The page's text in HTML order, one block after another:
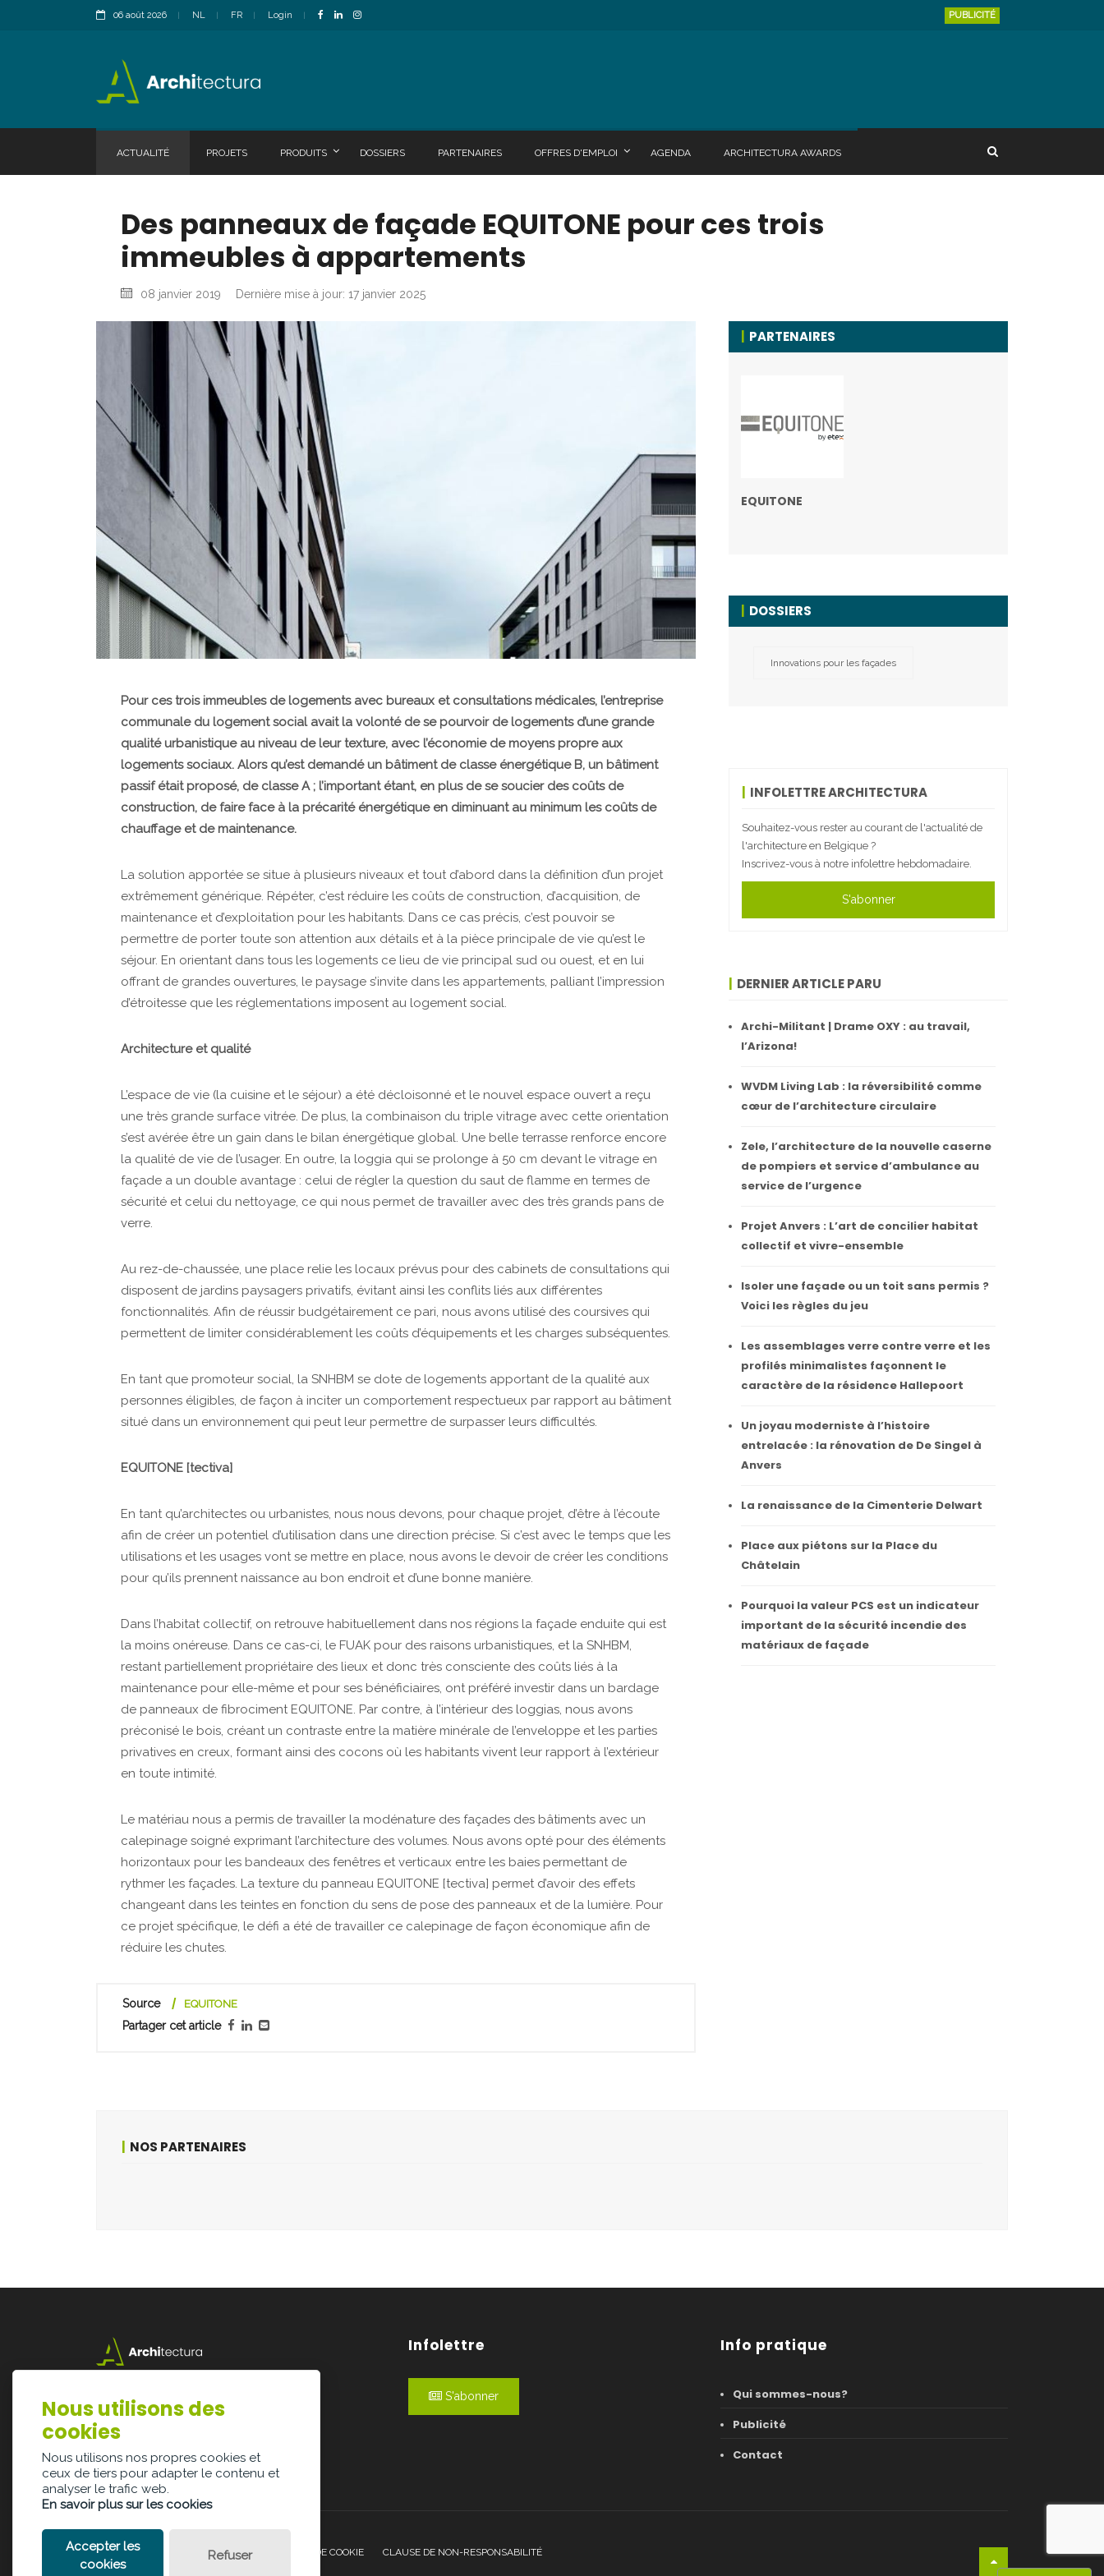
06 août 2026 NL FR Login PUBLICITÉ
ACTUALITÉ PROJETS PRODUITS DOSSIERS PARTENAIRES OFFRES D'EMPLOI AGENDA ARCHITECTURA AWARDS
Des panneaux de façade EQUITONE pour ces trois
immeubles à appartements
08 janvier 2019 Dernière mise à jour: 17 janvier 2025
Pour ces trois immeubles de logements avec bureaux et consultations médicales, l’entreprise
communale du logement social avait la volonté de se pourvoir de logements d’une grande
qualité urbanistique au niveau de leur texture, avec l’économie de moyens propre aux
logements sociaux. Alors qu’est demandé un bâtiment de classe énergétique B, un bâtiment
passif était proposé, de classe A ; l’important étant, en plus de se soucier des coûts de
construction, de faire face à la précarité énergétique en diminuant au minimum les coûts de
chauffage et de maintenance.
La solution apportée se situe à plusieurs niveaux et tout d’abord dans la définition d’un projet
extrêmement générique. Répéter, c’est réduire les coûts de construction, d’acquisition, de
maintenance et d’exploitation pour les habitants. Dans ce cas précis, c’est pouvoir se
permettre de porter toute son attention aux détails et à la pièce principale de vie qu’est le
séjour. En orientant dans tous les logements ce lieu de vie principal sud ou ouest, et en lui
offrant de grandes ouvertures, le paysage s’invite dans les appartements, palliant l’impression
d’étroitesse que les réglementations imposent au logement social.
Architecture et qualité
L’espace de vie (la cuisine et le séjour) a été décloisonné et le nouvel espace ouvert a reçu
une très grande surface vitrée. De plus, la combinaison du triple vitrage avec cette orientation
s’est avérée être un gain dans le bilan énergétique global. Une belle terrasse renforce encore
la qualité de vie de l’usager. En outre, la loggia qui se prolonge à 50 cm devant le vitrage en
façade a un double avantage : celui de régler la question du saut de flamme en termes de
sécurité et celui du nettoyage, ce qui nous permet de travailler avec des très grands pans de
verre.
Au rez-de-chaussée, une place relie les locaux prévus pour des cabinets de consultations qui
disposent de jardins paysagers privatifs, évitant ainsi les conflits liés aux différentes
fonctionnalités. Afin de réussir budgétairement ce pari, nous avons utilisé des coursives qui
permettent de limiter considérablement les coûts d’équipements et les charges subséquentes.
En tant que promoteur social, la SNHBM se dote de logements apportant de la qualité aux
personnes éligibles, de façon à inciter un comportement respectueux par rapport au bâtiment
situé dans un environnement qui peut leur permettre de surpasser leurs difficultés.
EQUITONE [tectiva]
En tant qu’architectes ou urbanistes, nous nous devons, pour chaque projet, d’être à l’écoute
afin de créer un potentiel d’utilisation dans une direction précise. Si c’est avec le temps que les
utilisations et les usages vont se mettre en place, nous avons le devoir de créer les conditions
pour qu’ils prennent naissance au bon endroit et d’une bonne manière.
Dans l’habitat collectif, on retrouve habituellement dans nos régions la façade enduite qui est
la moins onéreuse. Dans ce cas-ci, le FUAK pour des raisons urbanistiques, et la SNHBM,
restant partiellement propriétaire des lieux et donc très consciente des coûts liés à la
maintenance pour elle-même et pour ses bénéficiaires, ont préféré investir dans un bardage
de panneaux de fibrociment EQUITONE. Par contre, à l’intérieur des loggias, nous avons
préconisé le bois, créant un contraste entre la matière minérale de l’enveloppe et les parties
privatives en creux, formant ainsi des cocons où les habitants vivent leur rapport à l’extérieur
en toute intimité.
Le matériau nous a permis de travailler la modénature des façades des bâtiments avec un
calepinage soigné exprimant l’architecture des volumes. Nous avons opté pour des éléments
horizontaux pour les bandeaux des fenêtres et verticaux entre les baies permettant de
rythmer les façades. La texture du panneau EQUITONE [tectiva] permet d’avoir des effets
changeant dans les teintes en fonction du sens de pose des panneaux et de la lumière. Pour
ce projet spécifique, le défi a été de travailler ce calepinage de façon économique afin de
réduire les chutes.
Source EQUITONE
Partager cet article
PARTENAIRES
EQUITONE
DOSSIERS
Innovations pour les façades
INFOLETTRE ARCHITECTURA
Souhaitez-vous rester au courant de l'actualité de
l'architecture en Belgique ?
Inscrivez-vous à notre infolettre hebdomadaire.
S'abonner
DERNIER ARTICLE PARU
Archi-Militant | Drame OXY : au travail,
l’Arizona!
WVDM Living Lab : la réversibilité comme
cœur de l’architecture circulaire
Zele, l’architecture de la nouvelle caserne
de pompiers et service d’ambulance au
service de l’urgence
Projet Anvers : L’art de concilier habitat
collectif et vivre-ensemble
Isoler une façade ou un toit sans permis ?
Voici les règles du jeu
Les assemblages verre contre verre et les
profilés minimalistes façonnent le
caractère de la résidence Hallepoort
Un joyau moderniste à l’histoire
entrelacée : la rénovation de De Singel à
Anvers
La renaissance de la Cimenterie Delwart
Place aux piétons sur la Place du
Châtelain
Pourquoi la valeur PCS est un indicateur
important de la sécurité incendie des
matériaux de façade
NOS PARTENAIRES
3500 Hasselt
info@architectura.be
Infolettre
S'abonner
Info pratique
Qui sommes-nous?
Publicité
Contact
POLITIQUE DE CONFIDENTIALITÉ POLITIQUE DE COOKIE CLAUSE DE NON-RESPONSABILITÉ
Nous utilisons des
cookies
Nous utilisons nos propres cookies et
ceux de tiers pour adapter le contenu et
analyser le trafic web.
En savoir plus sur les cookies
Accepter les
cookies
Refuser